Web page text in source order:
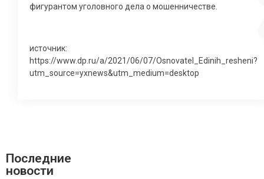
фигурантом уголовного дела о мошенничестве.
источник:
https://www.dp.ru/a/2021/06/07/Osnovatel_Edinih_resheni?
utm_source=yxnews&utm_medium=desktop
Последние
новости